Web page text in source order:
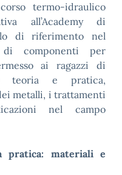
termo-idraulico
all’Academy di
di riferimento nel
di componenti per
ai ragazzi di
teoria e pratica,
metalli, i trattamenti
nel campo
pratica: materiali e